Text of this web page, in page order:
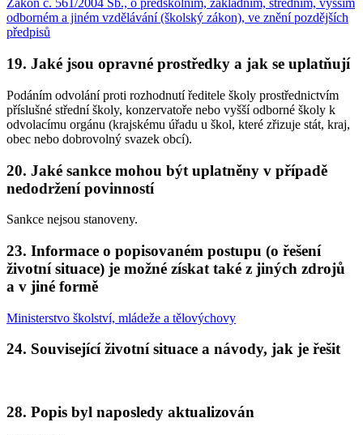
Zákon č. 561/2004 Sb., o předškolním, základním, středním, vyšším
odborném a jiném vzdělávání (školský zákon), ve znění pozdějších
předpisů
19. Jaké jsou opravné prostředky a jak se uplatňují
Podáním odvolání proti rozhodnutí ředitele školy prostřednictvím
příslušné střední školy, konzervatoře nebo vyšší odborné školy k
odvolacímu orgánu (krajskému úřadu u škol, které zřizuje stát, kraj,
obec nebo dobrovolný svazek obcí).
20. Jaké sankce mohou být uplatněny v případě
nedodržení povinností
Sankce nejsou stanoveny.
23. Informace o popisovaném postupu (o řešení
životní situace) je možné získat také z jiných zdrojů
a v jiné formě
Ministerstvo školství, mládeže a tělovýchovy
24. Související životní situace a návody, jak je řešit
28. Popis byl naposledy aktualizován